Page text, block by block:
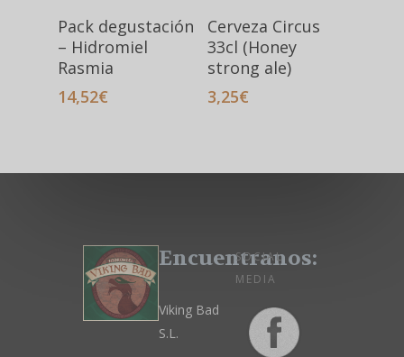
Pack degustación
– Hidromiel
Rasmia
14,52€
Cerveza Circus
33cl (Honey
strong ale)
3,25€
Encuentranos:
Viking Bad
S.L.
SOCIAL
MEDIA